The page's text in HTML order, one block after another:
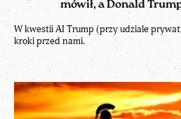
mówił, a Donald
W kwestii AI Trump (przy udziale
kroki przed nami.